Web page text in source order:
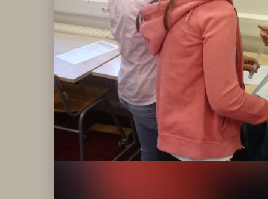
Klagomålspolicy
Klassföräldramöte
Klassutflykter
Konsekvenstrappa
Kyrkobesök
Lektionsanalys
Läromedelspolicy
Läxor på
Gripsholmsskolan
Nationella prov,
rutiner
NPF-certifirering 1
NPF certifiering 2
Ordningsregler åk